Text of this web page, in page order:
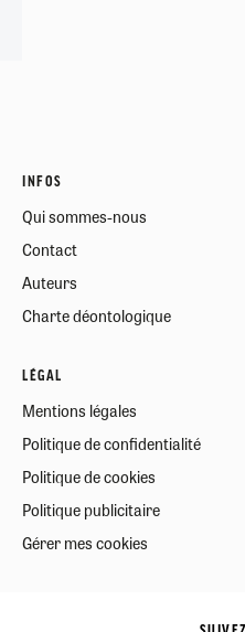
INFOS
Qui sommes-nous
Contact
Auteurs
Charte déontologique
LÉGAL
Mentions légales
Politique de confidentialité
Politique de cookies
Politique publicitaire
Gérer mes cookies